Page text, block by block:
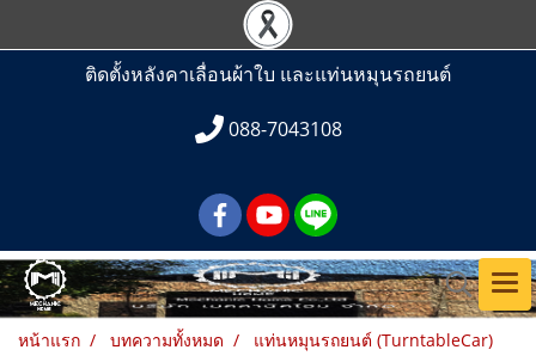
ติดตั้งหลังคาเลื่อนผ้าใบ และแท่นหมุนรถยนต์
088-7043108
หน้าแรก บทความทั้งหมด
แท่นหมุนรถยนต์ (TurntableCar)